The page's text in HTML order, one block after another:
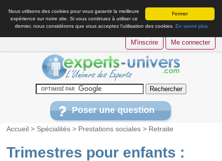
Fermer
Nous utilisons des cookies pour vous garantir la meilleure
expérience sur notre site. Si vous continuez à utiliser ce
dernier, nous considérons que vous acceptez l’utilisation des cookies. En savoir plus
M'inscrire Me connecter
Poser une question
Accueil > Spécialités > Prestations sociales > Retraite
Trimestres pour enfants :